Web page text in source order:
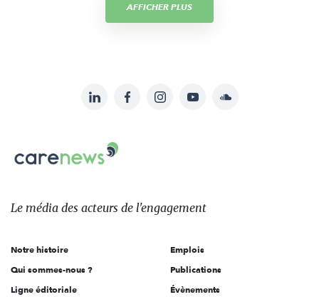
AFFICHER PLUS
sur:
LinkedInFacebookInstagramYouTubeSoundcloud
Carenews,
Le
des
l'engagement
Le média des acteurs de l'engagement
Notre histoire
Qui sommes-nous ?
Ligne éditoriale
Emplois
Publications
Évènements